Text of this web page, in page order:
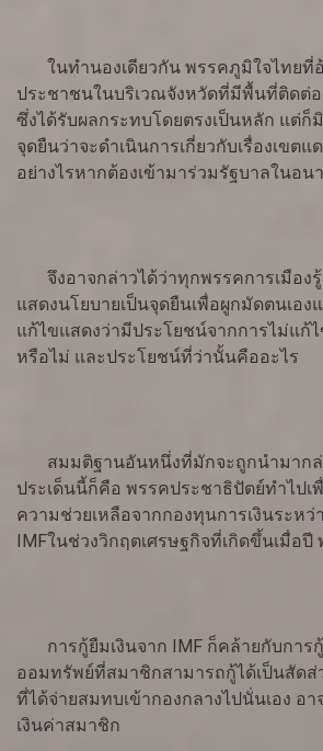
ในทำนองเดียวกัน พรรคภูมิใจไทยที่อ้
ประชาชนในบริเวณจังหวัดที่มีพื้นที่ติดต่
ซึ่งได้รับผลกระทบโดยตรงเป็นหลัก แต่ก็
จุดยืนว่าจะดำเนินการเกี่ยวกับเรื่องเขต
อย่างไรหากต้องเข้ามาร่วมรัฐบาลในอน
จึงอาจกล่าวได้ว่าทุกพรรคการเมืองรู้
แสดงนโยบายเป็นจุดยืนเพื่อผูกมัดตนเอง
แก้ไขแสดงว่ามีประโยชน์จากการไม่แก้
หรือไม่ และประโยชน์ที่ว่านั้นคืออะไร
สมมติฐานอันหนึ่งที่มักจะถูกนำมากล่
ประเด็นนี้ก็คือ พรรคประชาธิปัตย์ทำไปเ
ความช่วยเหลือจากกองทุนการเงินระหว่
IMFในช่วงวิกฤตเศรษฐกิจที่เกิดขึ้นเมื่อปี
การกู้ยืมเงินจาก IMF ก็คล้ายกับการ
ออมทรัพย์ที่สมาชิกสามารถกู้ได้เป็นสัดส่
ที่ได้จ่ายสมทบเข้ากองกลางไปนั่นเอง อา
เงินค่าสมาชิก